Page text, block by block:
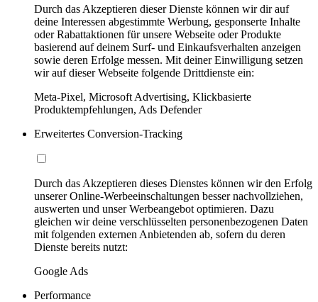
Durch das Akzeptieren dieser Dienste können wir dir auf
deine Interessen abgestimmte Werbung, gesponserte Inhalte
oder Rabattaktionen für unsere Webseite oder Produkte
basierend auf deinem Surf- und Einkaufsverhalten anzeigen
sowie deren Erfolge messen. Mit deiner Einwilligung setzen
wir auf dieser Webseite folgende Drittdienste ein:
Meta-Pixel, Microsoft Advertising, Klickbasierte
Produktempfehlungen, Ads Defender
Erweitertes Conversion-Tracking
Durch das Akzeptieren dieses Dienstes können wir den Erfolg
unserer Online-Werbeeinschaltungen besser nachvollziehen,
auswerten und unser Werbeangebot optimieren. Dazu
gleichen wir deine verschlüsselten personenbezogenen Daten
mit folgenden externen Anbietenden ab, sofern du deren
Dienste bereits nutzt:
Google Ads
Performance